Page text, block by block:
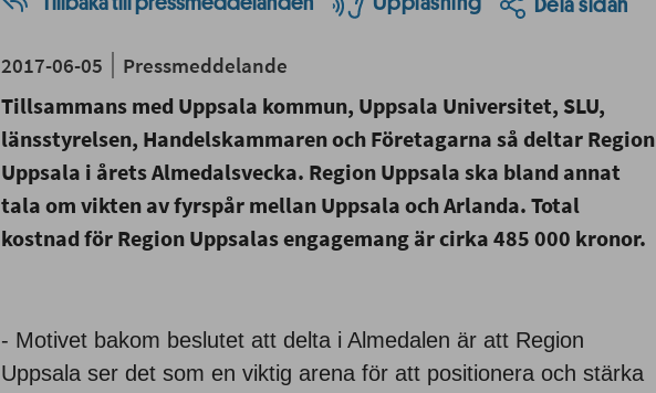
2017-06-05 Pressmeddelande
Tillsammans med Uppsala kommun, Uppsala Universitet, SLU,
länsstyrelsen, Handelskammaren och Företagarna så deltar Region
Uppsala i årets Almedalsvecka. Region Uppsala ska bland annat
tala om vikten av fyrspår mellan Uppsala och Arlanda. Total
kostnad för Region Uppsalas engagemang är cirka 485 000 kronor.
- Motivet bakom beslutet att delta i Almedalen är att Region
Uppsala ser det som en viktig arena för att positionera och stärka